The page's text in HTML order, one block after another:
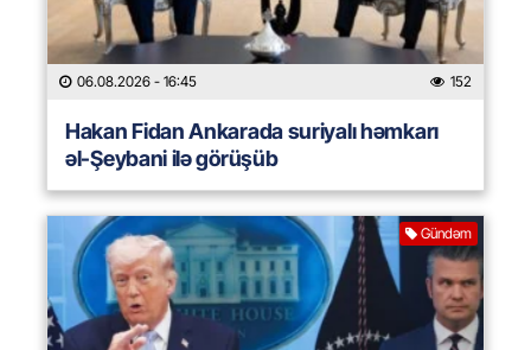
06.08.2026 - 16:45 152
Hakan Fidan Ankarada suriyalı həmkarı
əl-Şeybani ilə görüşüb
Gündəm